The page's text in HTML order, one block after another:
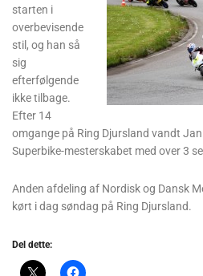
starten i
overbevisende
stil, og han så
sig
efterfølgende
ikke tilbage.
Efter 14
omgange på Ring Djursland vandt
Superbike-mesterskabet med over 3
Anden afdeling af Nordisk og Dansk
kørt i dag søndag på Ring Djursland.
Del dette: